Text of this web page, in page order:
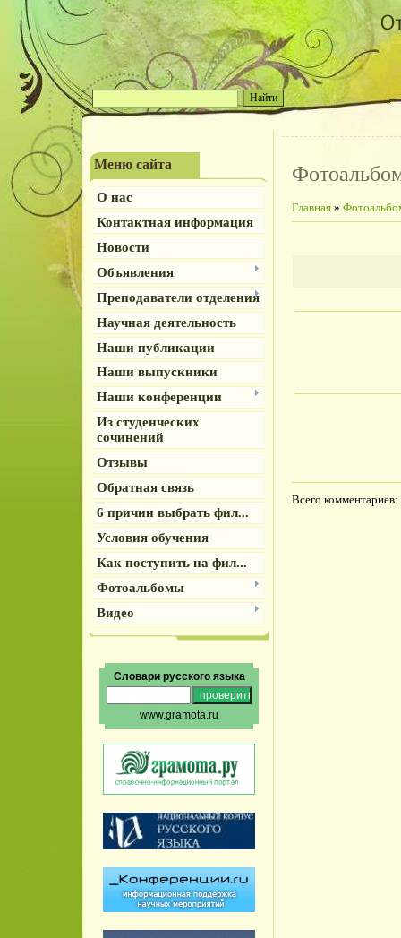
Меню сайта
О нас
Контактная информация
Новости
Объявления
Преподаватели отделения
Научная деятельность
Наши публикации
Наши выпускники
Наши конференции
Из студенческих
сочинений
Отзывы
Обратная связь
6 причин выбрать фил...
Условия обучения
Как поступить на фил...
Фотоальбомы
Видео
Словари русского языка
www.gramota.ru
Главная »
Всего комментариев: